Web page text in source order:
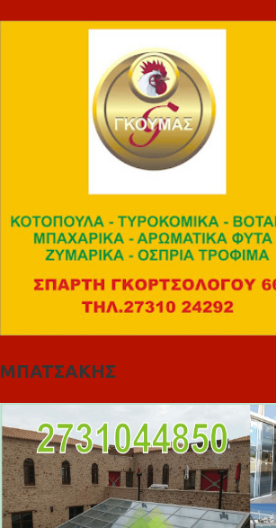
ΜΠΑΤΣΑΚΗΣ